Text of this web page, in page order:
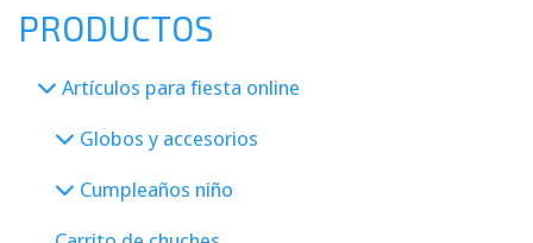
PRODUCTOS
Artículos para fiesta online
Globos y accesorios
Cumpleaños niño